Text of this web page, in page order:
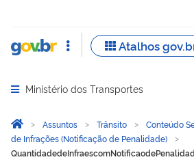
Abrir menu principal de navegação
Ministério dos Transportes
Você está aqui:
Página Inicial
Assuntos Trânsito Conteúdo
de Infrações (Notificação de Penalidade)